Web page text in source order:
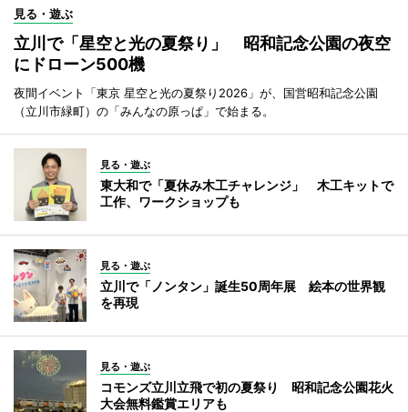
見る・遊ぶ
立川で「星空と光の夏祭り」 昭和記念公園の夜空
にドローン500機
夜間イベント「東京 星空と光の夏祭り2026」が、国営昭和記念公園
（立川市緑町）の「みんなの原っぱ」で始まる。
見る・遊ぶ
東大和で「夏休み木工チャレンジ」 木工キットで
工作、ワークショップも
見る・遊ぶ
立川で「ノンタン」誕生50周年展 絵本の世界観
を再現
見る・遊ぶ
コモンズ立川立飛で初の夏祭り 昭和記念公園花火
大会無料鑑賞エリアも